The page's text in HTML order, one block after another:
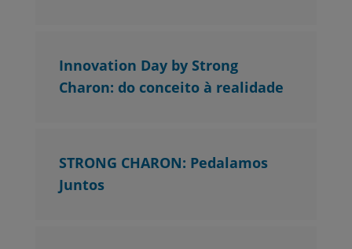
Innovation Day by Strong
Charon: do conceito à realidade
STRONG CHARON: Pedalamos
Juntos